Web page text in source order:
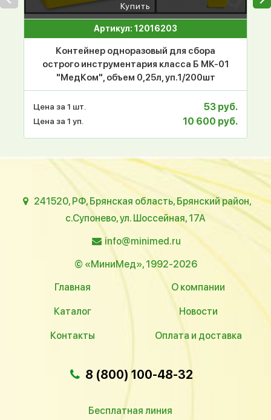
Купить
Артикул: 12016203
Контейнер одноразовый для сбора
острого инструментария класса Б МК-01
"МедКом", объем 0,25л, уп.1/200шт
Цена за 1 шт. 53 руб.
Цена за 1 уп. 10 600 руб.
241520, РФ, Брянская область, Брянский район,
с.Супонево, ул. Шоссейная, 17А
info@minimed.ru
© «МиниМед», 1992-2026
Главная
О компании
Каталог Новости
Контакты Оплата и доставка
8 (800) 100-48-32
Бесплатная линия